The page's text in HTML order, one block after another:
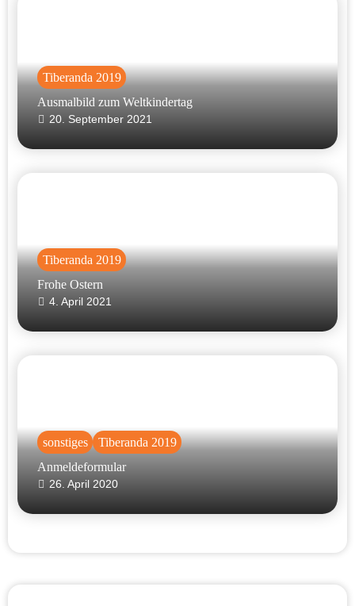
Tiberanda 2019
Ausmalbild zum Weltkindertag
20. September 2021
Tiberanda 2019
Frohe Ostern
4. April 2021
sonstiges
Tiberanda 2019
Anmeldeformular
26. April 2020